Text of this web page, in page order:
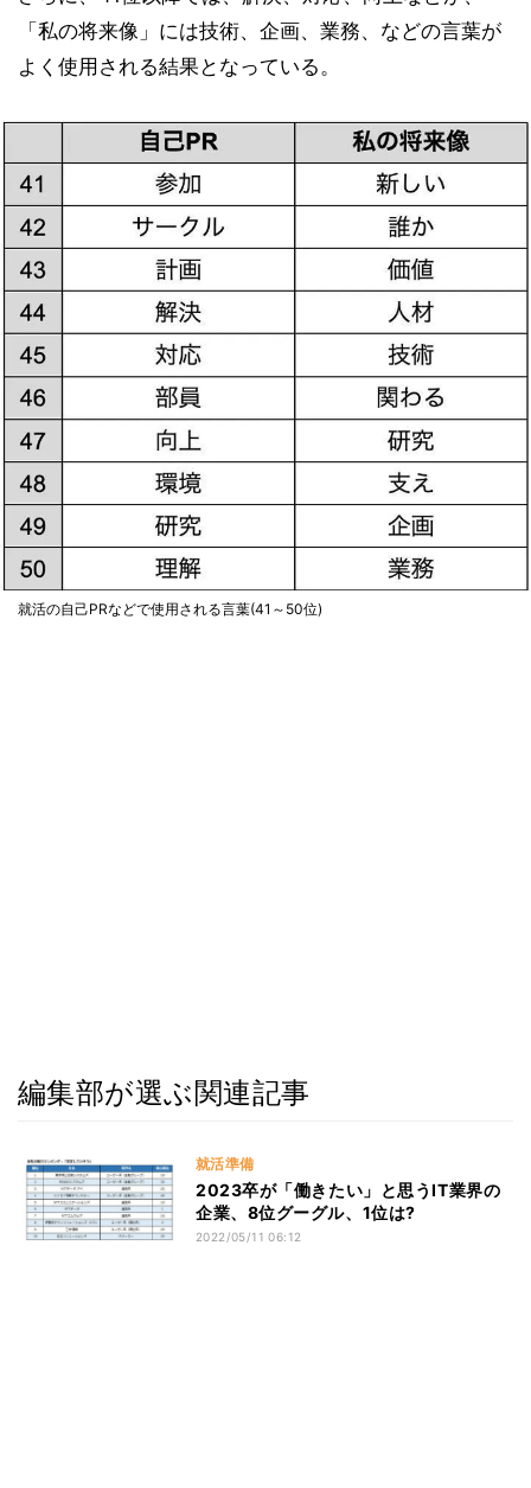
「私の将来像」には技術、企画、業務、などの言葉が
よく使用される結果となっている。
就活の自己PRなどで使用される言葉(41～50位)
編集部が選ぶ関連記事
就活準備
2023卒が「働きたい」と思うIT業界の
企業、8位グーグル、1位は?
2022/05/11 06:12